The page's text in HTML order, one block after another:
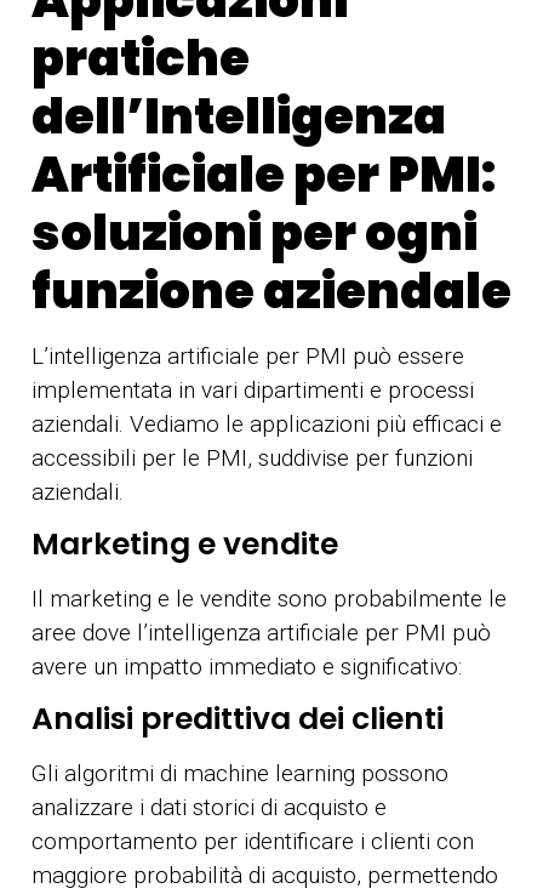
pratiche
dell’Intelligenza
Artificiale per PMI:
soluzioni per ogni
funzione aziendale
L’intelligenza artificiale per PMI può essere
implementata in vari dipartimenti e processi
aziendali. Vediamo le applicazioni più efficaci e
accessibili per le PMI, suddivise per funzioni
aziendali.
Marketing e vendite
Il marketing e le vendite sono probabilmente le
aree dove l’intelligenza artificiale per PMI può
avere un impatto immediato e significativo:
Analisi predittiva dei clienti
Gli algoritmi di machine learning possono
analizzare i dati storici di acquisto e
comportamento per identificare i clienti con
maggiore probabilità di acquisto, permettendo